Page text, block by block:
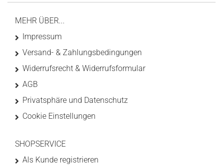
MEHR ÜBER...
Impressum
Versand- & Zahlungsbedingungen
Widerrufsrecht & Widerrufsformular
AGB
Privatsphäre und Datenschutz
Cookie Einstellungen
SHOPSERVICE
Als Kunde registrieren